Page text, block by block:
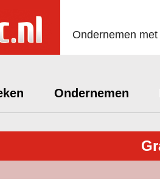
Ondernemen met
Ondernemen